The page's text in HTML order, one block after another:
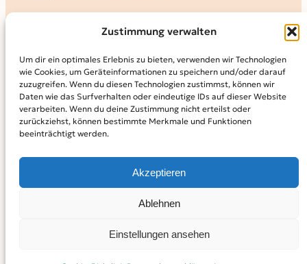
Zustimmung verwalten
Um dir ein optimales Erlebnis zu bieten, verwenden wir Technologien
wie Cookies, um Geräteinformationen zu speichern und/oder darauf
zuzugreifen. Wenn du diesen Technologien zustimmst, können wir
Daten wie das Surfverhalten oder eindeutige IDs auf dieser Website
verarbeiten. Wenn du deine Zustimmung nicht erteilst oder
zurückziehst, können bestimmte Merkmale und Funktionen
beeinträchtigt werden.
Akzeptieren
Ablehnen
Einstellungen ansehen
KALENDER
MAGAZIN
KidS-Ausgaben online lesen
Abonnement
Archiv
INFO
Datenschutz­erklärung
Powered by